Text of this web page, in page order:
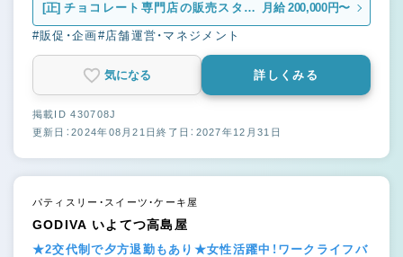
[正] チョコレート専門店の販売スタッ
フ
月給 200,000円〜
#販促・企画#店舗運営・マネジメント
気になる 詳しくみる
掲載ID 430708J
更新日：2024年08月21日終了日：2027年12月31日
パティスリー・スイーツ・ケーキ屋
GODIVA いよてつ高島屋
★2交代制で夕方退勤もあり★女性活躍中！ワークライフバ